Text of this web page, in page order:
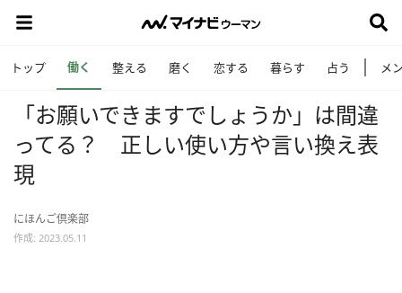
トップ 働く 整える 磨く 恋する 暮らす 占う メ
「お願いできますでしょうか」は間違
ってる？ 正しい使い方や言い換え表
現
にほんご倶楽部
作成: 2023.05.11